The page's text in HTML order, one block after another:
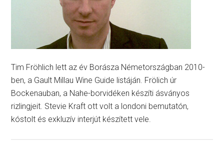
Tim Fröhlich lett az év Borásza Németországban 2010-
ben, a Gault Millau Wine Guide listáján. Frölich úr
Bockenauban, a Nahe-borvidéken készíti ásványos
rizlingjeit. Stevie Kraft ott volt a londoni bemutatón,
kóstolt és exkluzív interjút készített vele.